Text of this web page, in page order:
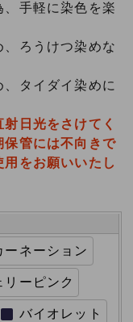
、手軽に染色を楽
、ろうけつ染めな
、タイダイ染めに
日光をさけてく
保管には不向きで
をお願いいたし
ーネーション
リーピンク
バイオレット